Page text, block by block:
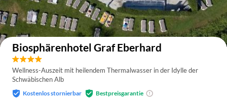
Auf der Karte anzeigen
Biosphärenhotel Graf Eberhard
Wellness-Auszeit mit heilendem Thermalwasser in der Idylle der
Schwäbischen Alb
Kostenlos stornierbar Bestpreisgarantie